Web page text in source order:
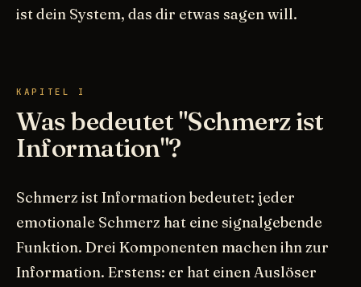
ist dein System, das dir etwas sagen will.
KAPITEL I
Was bedeutet "Schmerz ist
Information"?
Schmerz ist Information bedeutet: jeder
emotionale Schmerz hat eine signalgebende
Funktion. Drei Komponenten machen ihn zur
Information. Erstens: er hat einen Auslöser